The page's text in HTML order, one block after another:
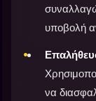
υποβολή
να